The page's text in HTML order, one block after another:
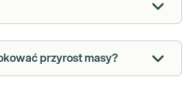
przyrost masy?